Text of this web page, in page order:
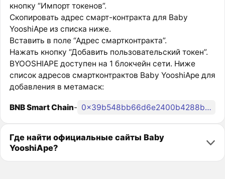
кнопку “Импорт токенов”.
Скопировать адрес смарт-контракта для Baby
YooshiApe из списка ниже.
Вставить в поле “Адрес смартконтракта”.
Нажать кнопку “Добавить пользовательский токен”.
BYOOSHIAPE доступен на 1 блокчейн сети. Ниже
список адресов смартконтрактов Baby YooshiApe для
добавления в метамаск:
BNB Smart Chain- 0x39b548bb66d6e2400b4288b25f4837f55fbed3e5
Где найти официальные сайты Baby
YooshiApe?